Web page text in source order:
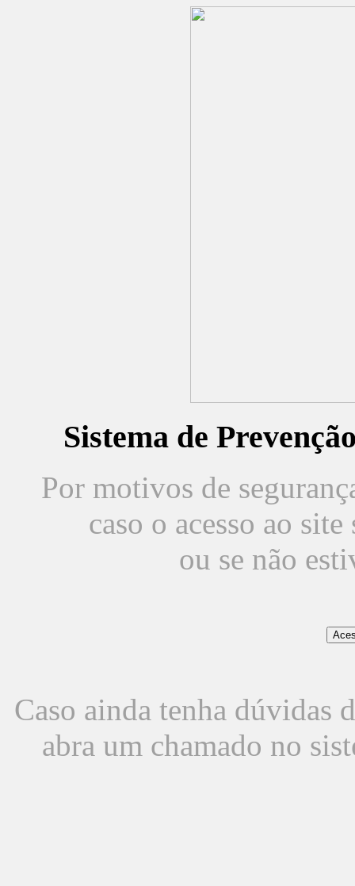
Sistema de
Por motivos de
caso o acesso ao
ou se não
Caso ainda tenha dúvidas
abra um chamado no